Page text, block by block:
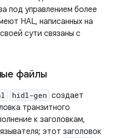
под управлением более
HAL, написанных на
сути связаны с
файлы
hidl-gen создает
транзитного
к заголовкам,
этот заголовок